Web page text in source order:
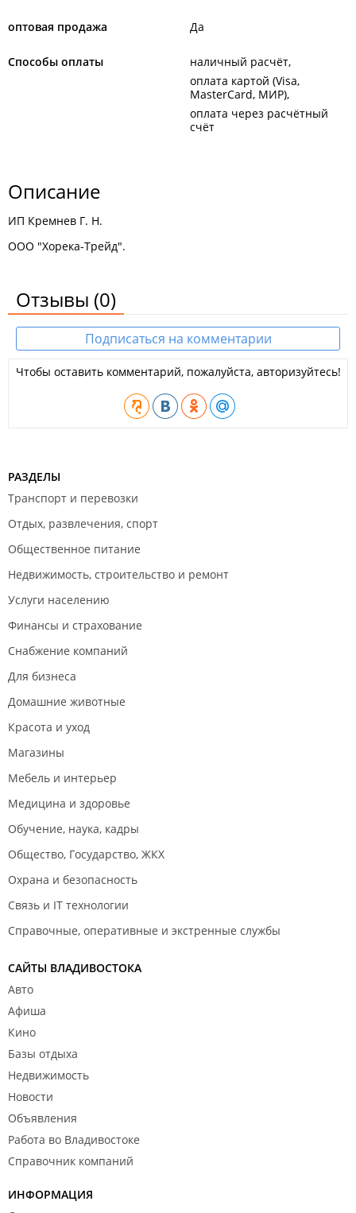
оптовая продажа Да
Способы оплаты
наличный расчёт
оплата картой (Visa,
MasterCard, МИР)
оплата через расчётный
счёт
Описание
ИП Кремнев Г. Н.
ООО "Хорека-Трейд".
Отзывы (0)
Подписаться на комментарии
Чтобы оставить комментарий, пожалуйста, авторизуйтесь!
РАЗДЕЛЫ
Транспорт и перевозки
Отдых, развлечения, спорт
Общественное питание
Недвижимость, строительство и ремонт
Услуги населению
Финансы и страхование
Снабжение компаний
Для бизнеса
Домашние животные
Красота и уход
Магазины
Мебель и интерьер
Медицина и здоровье
Обучение, наука, кадры
Общество, Государство, ЖКХ
Охрана и безопасность
Связь и IT технологии
Справочные, оперативные и экстренные службы
САЙТЫ ВЛАДИВОСТОКА
Авто
Афиша
Кино
Базы отдыха
Недвижимость
Новости
Объявления
Работа во Владивостоке
Справочник компаний
ИНФОРМАЦИЯ